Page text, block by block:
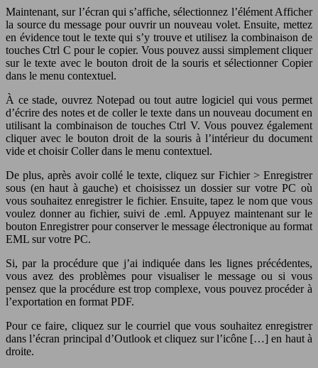
Maintenant, sur l’écran qui s’affiche, sélectionnez l’élément Afficher
la source du message pour ouvrir un nouveau volet. Ensuite, mettez
en évidence tout le texte qui s’y trouve et utilisez la combinaison de
touches Ctrl C pour le copier. Vous pouvez aussi simplement cliquer
sur le texte avec le bouton droit de la souris et sélectionner Copier
dans le menu contextuel.
À ce stade, ouvrez Notepad ou tout autre logiciel qui vous permet
d’écrire des notes et de coller le texte dans un nouveau document en
utilisant la combinaison de touches Ctrl V. Vous pouvez également
cliquer avec le bouton droit de la souris à l’intérieur du document
vide et choisir Coller dans le menu contextuel.
De plus, après avoir collé le texte, cliquez sur Fichier > Enregistrer
sous (en haut à gauche) et choisissez un dossier sur votre PC où
vous souhaitez enregistrer le fichier. Ensuite, tapez le nom que vous
voulez donner au fichier, suivi de .eml. Appuyez maintenant sur le
bouton Enregistrer pour conserver le message électronique au format
EML sur votre PC.
Si, par la procédure que j’ai indiquée dans les lignes précédentes,
vous avez des problèmes pour visualiser le message ou si vous
pensez que la procédure est trop complexe, vous pouvez procéder à
l’exportation en format PDF.
Pour ce faire, cliquez sur le courriel que vous souhaitez enregistrer
dans l’écran principal d’Outlook et cliquez sur l’icône […] en haut à
droite.